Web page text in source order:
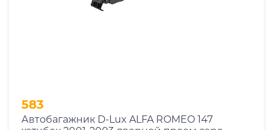
583
Автобагажник D-Lux ALFA ROMEO 147